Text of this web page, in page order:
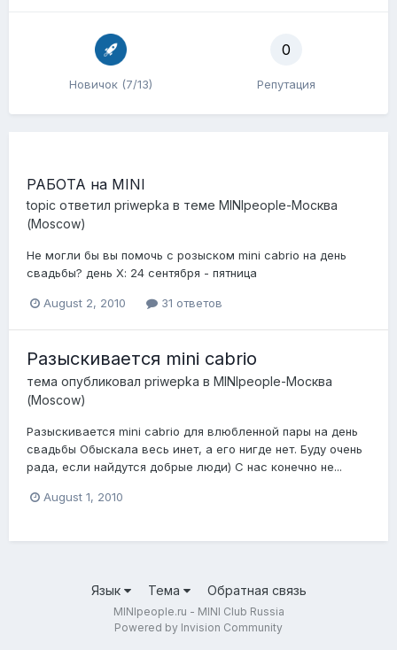
Новичок (7/13)
0
Репутация
РАБОТА на MINI
topic ответил priwepka в теме MINIpeople-Москва
(Moscow)
Не могли бы вы помочь с розыском mini cabrio на день
свадьбы? день Х: 24 сентября - пятница
August 2, 2010 31 ответов
Разыскивается mini cabrio
тема опубликовал priwepka в MINIpeople-Москва
(Moscow)
Разыскивается mini cabrio для влюбленной пары на день
свадьбы Обыскала весь инет, а его нигде нет. Буду очень
рада, если найдутся добрые люди) С нас конечно не...
August 1, 2010
Язык Тема Обратная связь
MINIpeople.ru - MINI Club Russia
Powered by Invision Community